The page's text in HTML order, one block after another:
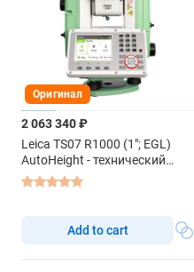
Оригинал
2 063 340 ₽
Leica TS07 R1000 (1"; EGL)
AutoHeight - технический
тахеометр
Add to cart